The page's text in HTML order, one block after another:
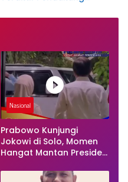
Mengajar pada Jateng
Nasional
Prabowo Kunjungi
Jokowi di Solo, Momen
Hangat Mantan Presiden